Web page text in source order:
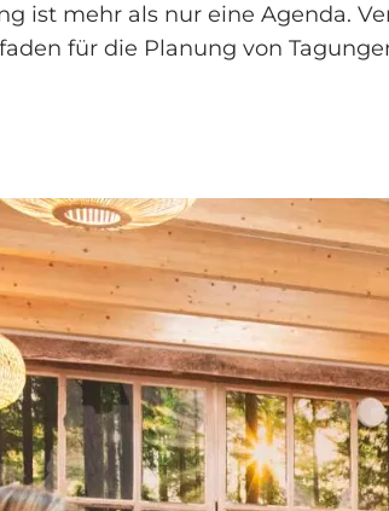
ist mehr als nur eine Agenda.
für die Planung von